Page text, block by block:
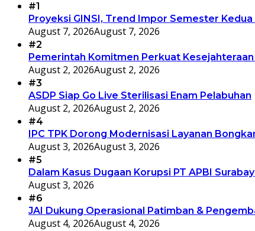
#1
Proyeksi GINSI, Trend Impor Semester
August 7, 2026August 7, 2026
#2
Pemerintah Komitmen Perkuat
August 2, 2026August 2, 2026
#3
ASDP Siap Go Live Sterilisasi Enam Pelabuhan
August 2, 2026August 2, 2026
#4
IPC TPK Dorong Modernisasi Layanan
August 3, 2026August 3, 2026
#5
Dalam Kasus Dugaan Korupsi PT APBI
August 3, 2026
#6
JAI Dukung Operasional Patimban &
August 4, 2026August 4, 2026